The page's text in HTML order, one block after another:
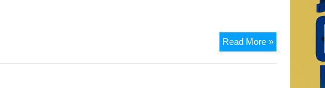
Read More »JUDO
JCCMM
RÉSULTATS